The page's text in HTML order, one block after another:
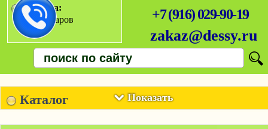
+7 (916) 029-90-19
zakaz@dessy.ru
Корзина:
Нет товаров
Показать
Каталог